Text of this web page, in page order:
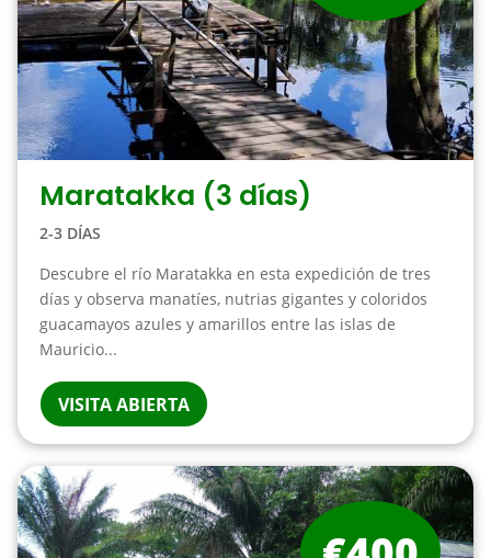
Maratakka (3 días)
2-3 DÍAS
Descubre el río Maratakka en esta expedición de tres
días y observa manatíes, nutrias gigantes y coloridos
guacamayos azules y amarillos entre las islas de
Mauricio...
VISITA ABIERTA